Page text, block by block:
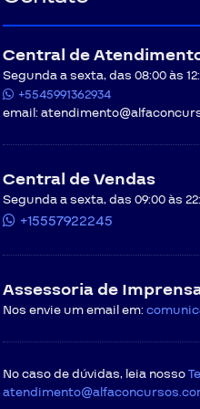
Central de
Segunda a sexta, das 08:00 às
+5545991362934
email:
Central de Vendas
Segunda a sexta, das 09:00 às
+15557922245
Assessoria de
Nos envie um email em:
No caso de dúvidas, leia nosso